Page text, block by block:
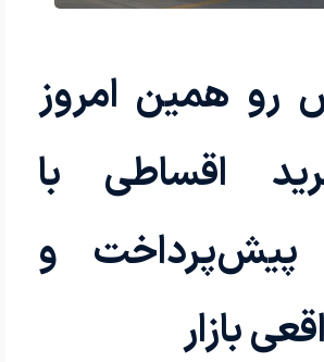
رو همین امروز
اقساطی با
پیش‌پرداخت و
بازار